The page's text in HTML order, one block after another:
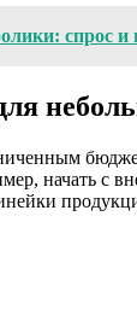
спрос
начать с